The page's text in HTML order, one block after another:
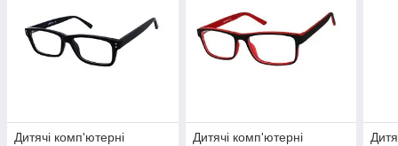
Дитячі комп'ютерні
Дитячі комп'ютерні